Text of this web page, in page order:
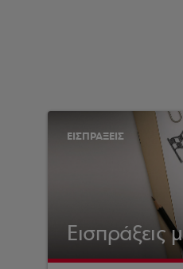
ΕΙΣΠΡΑΞΕΙΣ